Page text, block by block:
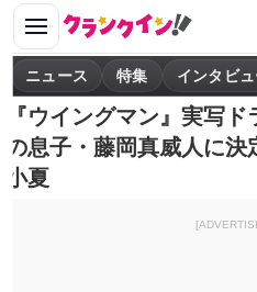
ニュース 特集 インタビ
『ウイングマン』実写ド
の息子・藤岡真威人に
小夏